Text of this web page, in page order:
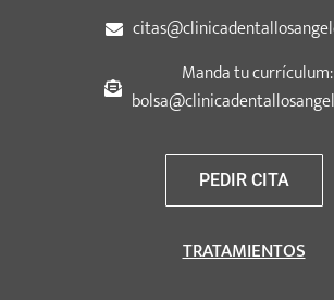
Manda tu currículum:
PEDIR CITA
TRATAMIENTOS